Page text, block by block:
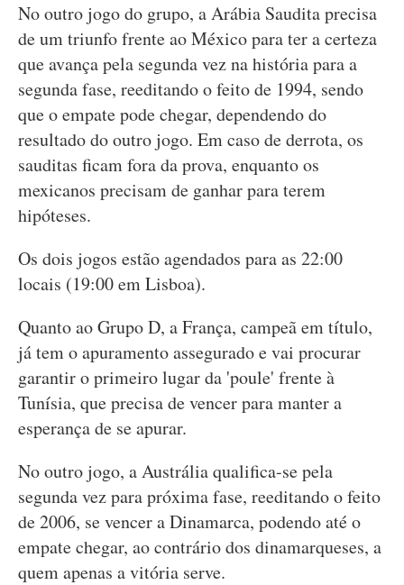
No outro jogo do grupo, a Arábia Saudita precisa
de um triunfo frente ao México para ter a certeza
que avança pela segunda vez na história para a
segunda fase, reeditando o feito de 1994, sendo
que o empate pode chegar, dependendo do
resultado do outro jogo. Em caso de derrota, os
sauditas ficam fora da prova, enquanto os
mexicanos precisam de ganhar para terem
hipóteses.
Os dois jogos estão agendados para as 22:00
locais (19:00 em Lisboa).
Quanto ao Grupo D, a França, campeã em título,
já tem o apuramento assegurado e vai procurar
garantir o primeiro lugar da 'poule' frente à
Tunísia, que precisa de vencer para manter a
esperança de se apurar.
No outro jogo, a Austrália qualifica-se pela
segunda vez para próxima fase, reeditando o feito
de 2006, se vencer a Dinamarca, podendo até o
empate chegar, ao contrário dos dinamarqueses, a
quem apenas a vitória serve.